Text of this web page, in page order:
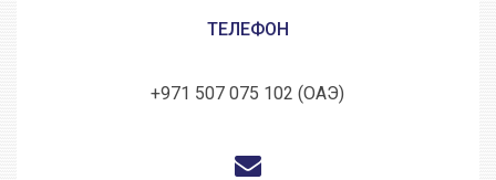
ТЕЛЕФОН
+971 507 075 102 (ОАЭ)